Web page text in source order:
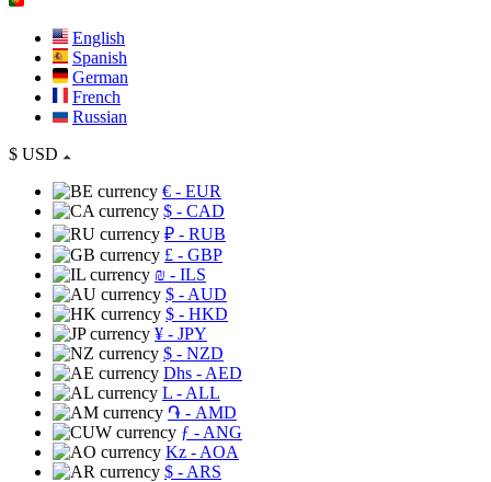
English
Spanish
German
French
Russian
$ USD
€ - EUR
$ - CAD
₽ - RUB
£ - GBP
₪ - ILS
$ - AUD
$ - HKD
¥ - JPY
$ - NZD
Dhs - AED
L - ALL
֏ - AMD
ƒ - ANG
Kz - AOA
$ - ARS